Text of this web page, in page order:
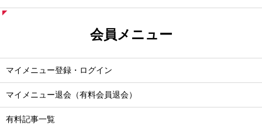
会員メニュー
マイメニュー登録・ログイン
マイメニュー退会（有料会員退会）
有料記事一覧